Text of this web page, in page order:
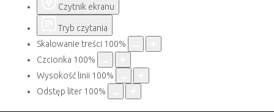
Czytnik ekranu
Tryb czytania
Skalowanie treści 100%
Czcionka 100%
Wysokość linii 100%
Odstęp liter 100%